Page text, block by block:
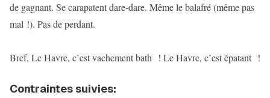
de gagnant. Se carapatent dare-dare. Même le balafré (même pas
mal !). Pas de perdant.
Bref, Le Havre, c’est vachement bath ! Le Havre, c’est épatant !
Contraintes suivies: